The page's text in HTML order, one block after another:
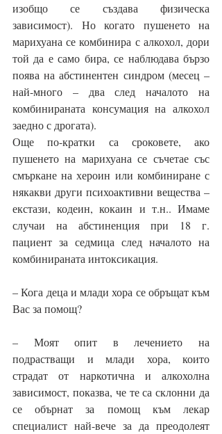
изобщо се създава физическа
зависимост). Но когато пушенето на
марихуана се комбинира с алкохол, дори
той да е само бира, се наблюдава бързо
поява на абстинентен синдром (месец –
най-много – два след началото на
комбинираната консумация на алкохол
заедно с дрогата).
Още по-кратки са сроковете, ако
пушенето на марихуана се съчетае със
смъркане на хероин или комбиниране с
някакви други психоактивни вещества –
екстази, кодеин, кокаин и т.н.. Имаме
случаи на абстиненция при 18 г.
пациент за седмица след началото на
комбинираната интоксикация.
– Кога деца и млади хора се обръщат към
Вас за помощ?
– Моят опит в лечението на
подрастващи и млади хора, които
страдат от наркотична и алкохолна
зависимост, показва, че те са склонни да
се обърнат за помощ към лекар
специалист най-вече за да преодолеят